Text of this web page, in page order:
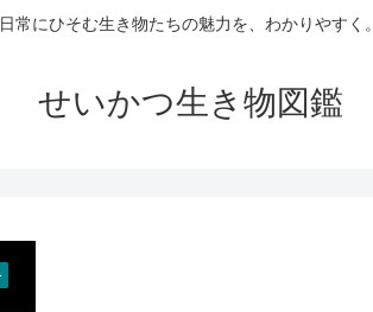
日常にひそむ生き物たちの魅力を、わかりやすく。
せいかつ生き物図鑑